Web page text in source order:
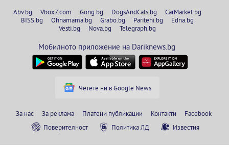
Abv.bg Vbox7.com Gong.bg DogsAndCats.bg
CarMarket.bg
BISS.bg
Ohnamama.bg Grabo.bg Pariteni.bg
Edna.bg
Vesti.bg
Nova.bg Telegraph.bg
Мобилното приложение на Dariknews.bg
Четете ни в Google News
За нас За реклама Платени публикации Контакти
Facebook
Поверителност
Политика ЛД Известия